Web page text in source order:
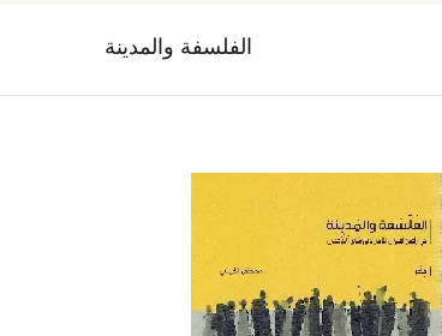
الفلسفة والمدينة